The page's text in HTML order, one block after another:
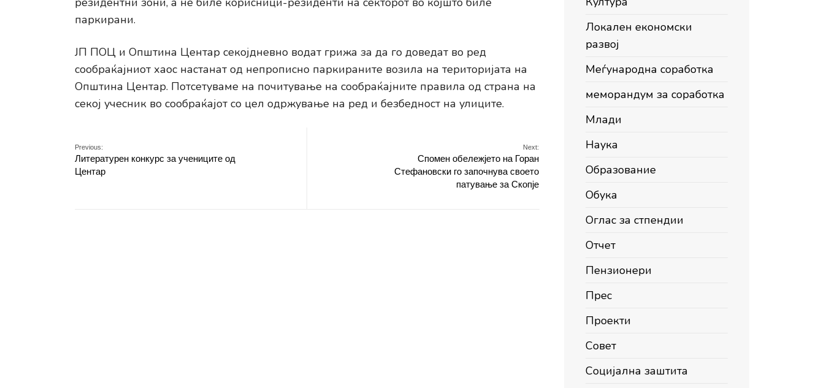
паркирани.
ЈП ПОЦ и Општина Центар секојдневно водат грижа за да го доведат во ред
сообраќајниот хаос настанат од непрописно паркираните возила на територијата на
Општина Центар. Потсетуваме на почитување на сообраќајните правила од страна на
секој учесник во сообраќајот со цел одржување на ред и безбедност на улиците.
Previous:
Литературен конкурс за учениците од
Центар
Next:
Спомен обележјето на Горан
Стефановски го започнува своето
патување за Скопје
Локален економски
развој
Меѓународна соработка
меморандум за соработка
Млади
Наука
Образование
Обука
Оглас за стпендии
Отчет
Пензионери
Прес
Проекти
Совет
Социјална заштита